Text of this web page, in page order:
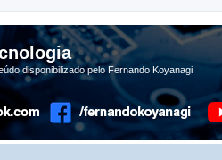
disponibilizado pelo Fernando Koyanagi